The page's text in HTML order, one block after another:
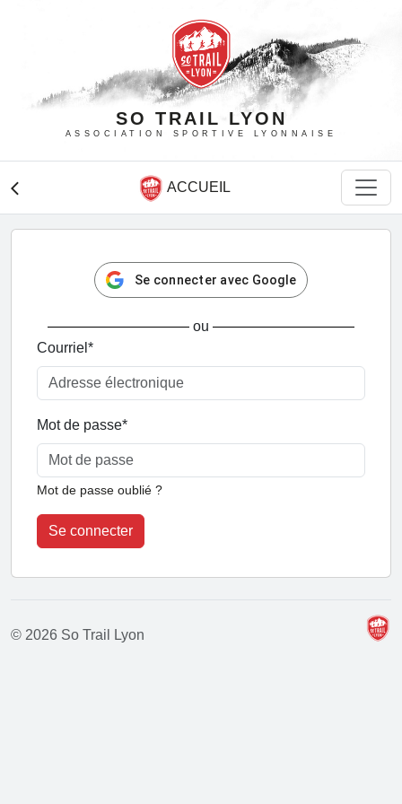
SO TRAIL LYON
ASSOCIATION SPORTIVE LYONNAISE
arrow_back_ios ACCUEIL
Se connecter avec Google
ou
Courriel *
Mot de passe*
Mot de passe oublié ?
Se connecter
© 2026 So Trail Lyon